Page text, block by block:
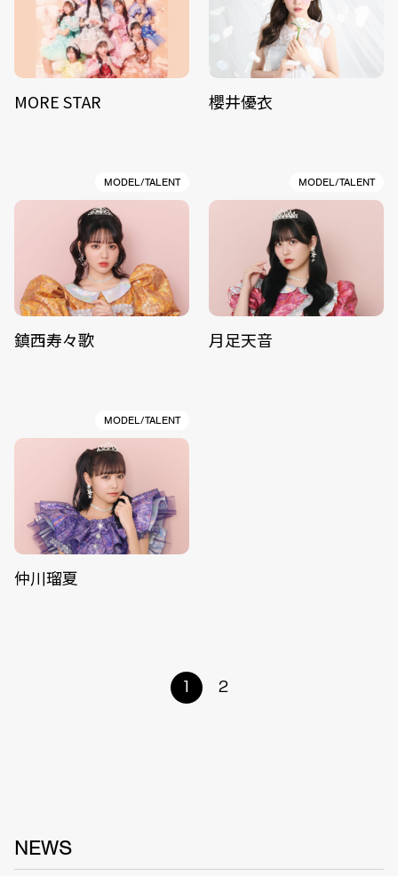
MORE STAR 櫻井優衣
MODEL/TALENT
鎮西寿々歌
MODEL/TALENT
月足天音
MODEL/TALENT
仲川瑠夏
1 2
NEWS